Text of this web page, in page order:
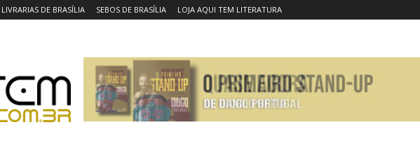
LIVRARIAS DE BRASÍLIA SEBOS DE BRASÍLIA LOJA AQUI TEM LITERATURA